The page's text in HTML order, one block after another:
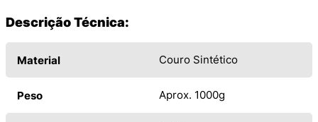
Descrição Técnica:
Material Couro Sintético
Peso Aprox. 1000g